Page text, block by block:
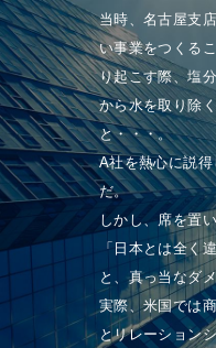
当時、名古屋支
い事業をつくる
り起こす際、塩
から水を取り除
と・・・。
A社を熱心に説
だ。
しかし、席を置
「日本とは全く
と、真っ当なダ
実際、米国では
とリレーション